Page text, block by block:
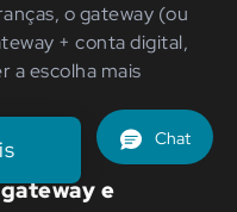
o gateway (ou
+ conta digital,
a escolha mais
e